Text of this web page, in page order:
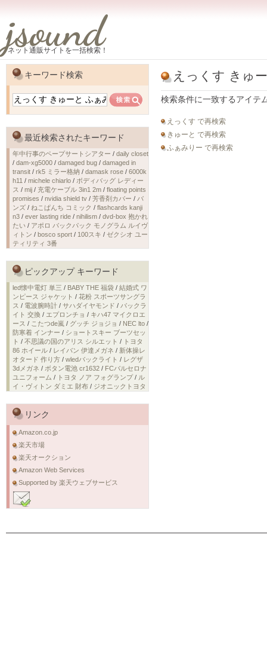
jsound
ネット通販サイトを一括検索！
えっくす きゅ
検索条件に一致するアイテ
えっくす で再検索
きゅーと で再検索
ふぁみりー で再検索
キーワード検索
最近検索されたキーワード
年中行事のペープサートシアター / daily closet
/ dam-xg5000 / damaged bug / damaged in
transit / rk5 ミラー格納 / damask rose / 6000k
h11 / michele chiarlo / ボディバッグ レディー
ス / mij / 充電ケーブル 3in1 2m / floating points
promises / nvidia shield tv / 芳香剤カバー / バ
ンズ / ねこぱんち コミック / flashcards kanji
n3 / ever lasting ride / nihilism / dvd-box 抱かれ
たい / アポロ バックパック モノグラム ルイヴ
ィトン / bosco sport / 100スキ / ゼクシオ ユー
ティリティ 3番
ピックアップ キーワード
led懐中電灯 単三 / BABY THE 福袋 / 結婚式 ワ
ンピース ジャケット / 花粉 スポーツサングラ
ス / 電波腕時計 / サハダイヤモンド / バックラ
イト 交換 / エプロンチョ / キハ47 マイクロエ
ース / こたつde嵐 / グッチ ジョジョ / NEC lto /
防寒着 インナー / ショートスキー ブーツセッ
ト / 不思議の国のアリス シルエット / トヨタ
86 ホイール / レイバン 伊達メガネ / 新体操レ
オタード 作り方 / wledバックライト / レグザ
3dメガネ / ボタン電池 cr1632 / FCバルセロナ
ユニフォーム / トヨタ ノア フォグランプ/ ル
イ・ヴィトン ダミエ 財布 / ジオニックトヨタ
リンク
Amazon.co.jp
楽天市場
楽天オークション
Amazon Web Services
Supported by 楽天ウェブサービス